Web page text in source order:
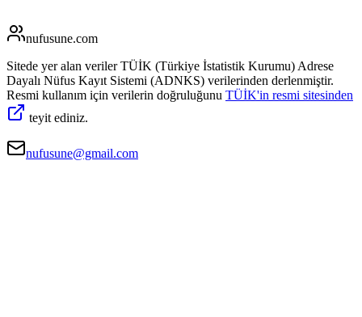
nufusune.com
Sitede yer alan veriler TÜİK (Türkiye İstatistik Kurumu) Adrese
Dayalı Nüfus Kayıt Sistemi (ADNKS) verilerinden derlenmiştir.
Resmi kullanım için verilerin doğruluğunu TÜİK'in resmi sitesinden
teyit ediniz.
nufusune@gmail.com